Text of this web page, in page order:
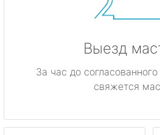
Выезд
За час до
свяжется